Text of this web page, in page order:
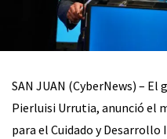
SAN JUAN (CyberNews) –
Pierluisi Urrutia, anunció el
para el Cuidado y